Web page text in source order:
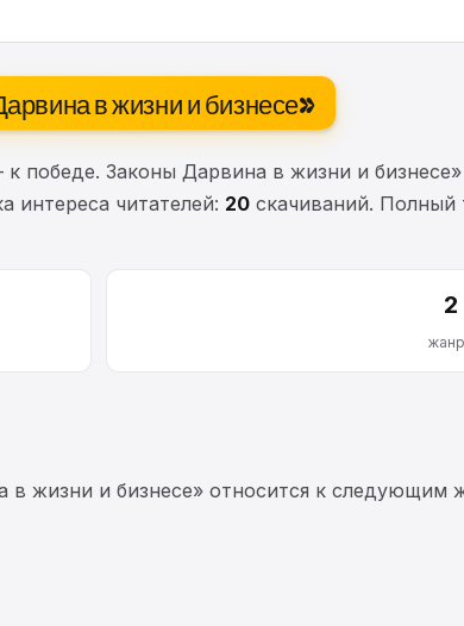
в жизни и бизнесе»
победе. Законы Дарвина в жизни и
интереса читателей: 20 скачиваний. Полный
2
жизни и бизнесе» относится к следующим